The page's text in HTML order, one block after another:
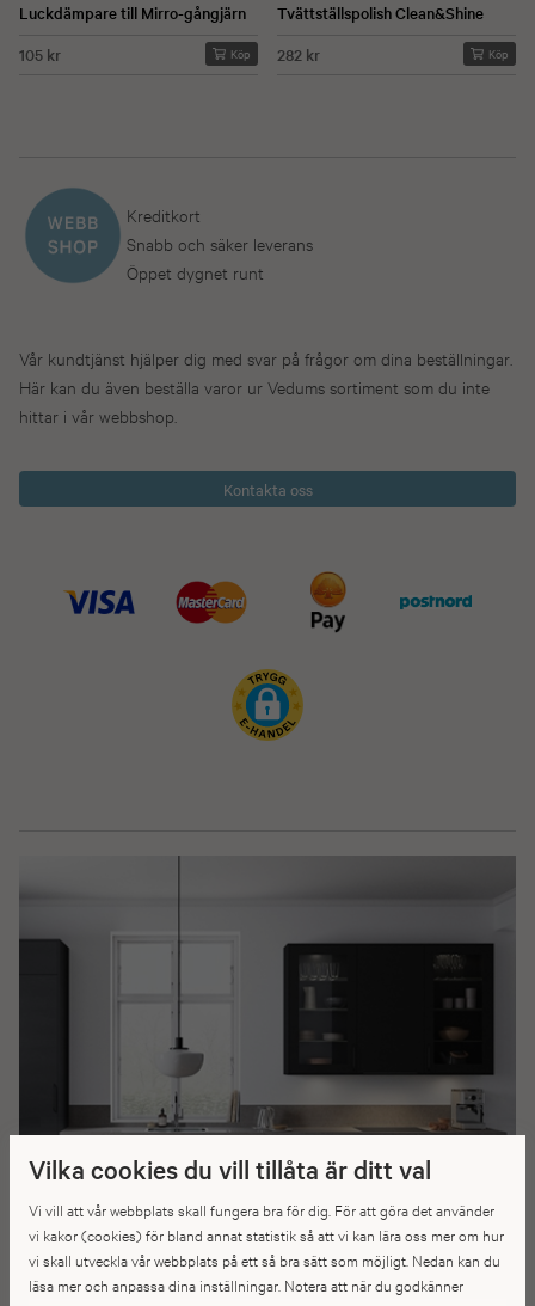
Vilka cookies du vill tillåta är ditt val
Vi vill att vår webbplats skall fungera bra för dig. För att göra det använder
vi kakor (cookies) för bland annat statistik så att vi kan lära oss mer om hur
vi skall utveckla vår webbplats på ett så bra sätt som möjligt. Nedan kan du
läsa mer och anpassa dina inställningar. Notera att när du godkänner
Luckdämpare till Mirro-gångjärn
105 kr
Köp
Tvättställspolish Clean&Shine
282 kr
Köp
Kreditkort
Snabb och säker leverans
Öppet dygnet runt
Vår kundtjänst hjälper dig med svar på frågor om dina beställningar.
Här kan du även beställa varor ur Vedums sortiment som du inte
hittar i vår webbshop.
Kontakta oss